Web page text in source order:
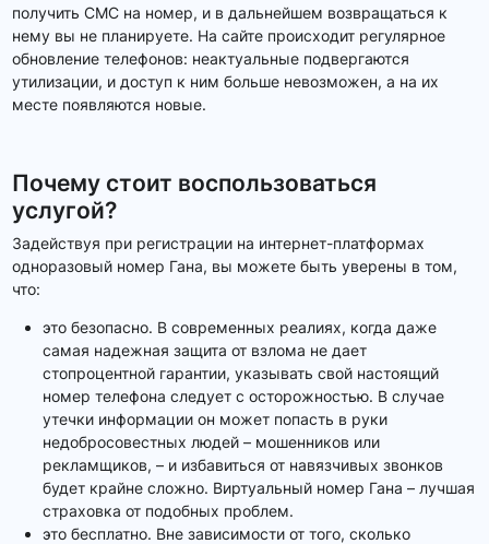
получить СМС на номер, и в дальнейшем возвращаться к
нему вы не планируете. На сайте происходит регулярное
обновление телефонов: неактуальные подвергаются
утилизации, и доступ к ним больше невозможен, а на их
месте появляются новые.
Почему стоит воспользоваться
услугой?
Задействуя при регистрации на интернет-платформах
одноразовый номер Гана, вы можете быть уверены в том,
что:
это безопасно. В современных реалиях, когда даже
самая надежная защита от взлома не дает
стопроцентной гарантии, указывать свой настоящий
номер телефона следует с осторожностью. В случае
утечки информации он может попасть в руки
недобросовестных людей – мошенников или
рекламщиков, – и избавиться от навязчивых звонков
будет крайне сложно. Виртуальный номер Гана – лучшая
страховка от подобных проблем.
это бесплатно. Вне зависимости от того, сколько